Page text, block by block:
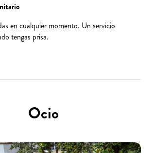
en cualquier momento. Un servicio
tengas prisa.
Ocio